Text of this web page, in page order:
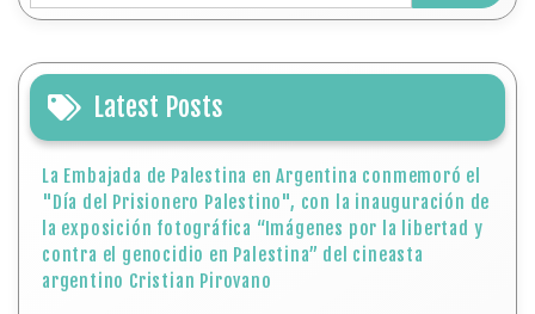
Latest Posts
La Embajada de Palestina en Argentina conmemoró el
"Día del Prisionero Palestino", con la inauguración de
la exposición fotográfica “Imágenes por la libertad y
contra el genocidio en Palestina” del cineasta
argentino Cristian Pirovano